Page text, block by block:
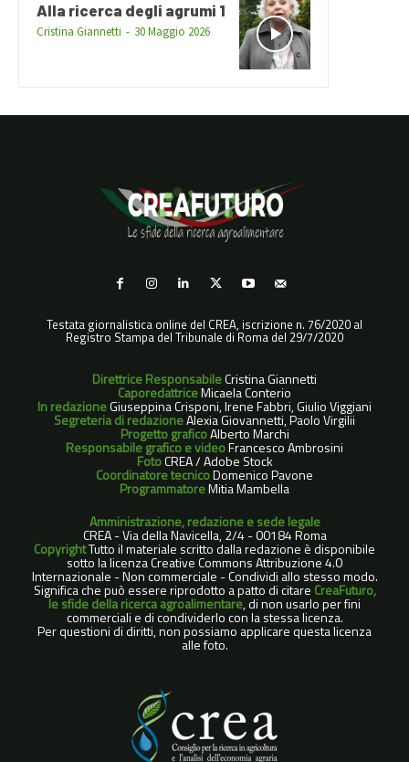
Alla ricerca degli agrumi 1
Cristina Giannetti - 30 Maggio 2026
Testata giornalistica online del CREA, iscrizione n. 76/2020 al
Registro Stampa del Tribunale di Roma del 29/7/2020
Direttrice ResponsabileCristina Giannetti
CaporedattriceMicaela Conterio
In redazioneGiuseppina Crisponi, Irene Fabbri, Giulio Viggiani
Segreteria di redazioneAlexia Giovannetti, Paolo Virgilii
Progetto graficoAlberto Marchi
Responsabile grafico e videoFrancesco Ambrosini
FotoCREA / Adobe Stock
Coordinatore tecnicoDomenico Pavone
ProgrammatoreMitia Mambella
Amministrazione, redazione e sede legale
CREA - Via della Navicella, 2/4 - 00184 Roma
CopyrightTutto il materiale scritto dalla redazione è disponibile
sotto la licenza Creative Commons Attribuzione 4.0
Internazionale - Non commerciale - Condividi allo stesso modo.
Significa che può essere riprodotto a patto di citare CreaFuturo,
le sfide della ricerca agroalimentare, di non usarlo per fini
commerciali e di condividerlo con la stessa licenza.
Per questioni di diritti, non possiamo applicare questa licenza
alle foto.